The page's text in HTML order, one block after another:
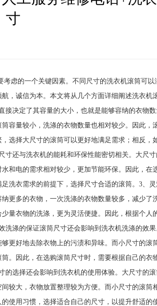
寸
虑的一个关键因素。不同尺寸的洗衣机滚筒可以
，诚信为本。本文将从几个方面详细阐述洗衣机
决定了其容量的大小，也就是能够容纳的衣物
容量较小，洗涤的衣物数量也相对较少。因此，
选择大尺寸的滚筒可以更好地满足需求；相反，
还与洗衣机的能耗和环保性能密切相关。大尺
和电的需求相对较少，更加节能环保。因此，在
洗衣需求的前提下，选择尺寸合适的滚筒。3、
更多的衣物，一次洗涤的衣物数量较多，减少了
量衣物的洗涤，更为灵活便捷。因此，根据个人
涤的保证滚筒尺寸还会影响到洗衣机洗涤的效
更好地去除衣物上的污渍和异味。而小尺寸的滚
。因此，在选购滚筒尺寸时，需要根据自己的衣
选择还会影响到洗衣机的使用体验。大尺寸的
较大，衣物放置整理较为方便。而小尺寸的滚筒
使用习惯，选择适合自己的尺寸，以提升舒适的